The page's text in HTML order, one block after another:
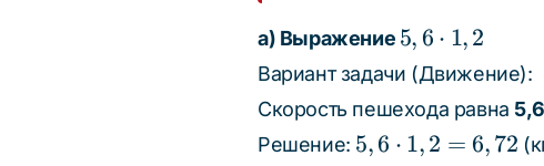
шт} \cdot
\text{кол-
во}
а) Выражение 5,6
\cdot
1,2
5, 6 ⋅ 1,2
Вариант задачи (Движение):
Скорость пешехода равна
Решение: 5,6
5,6 ⋅ 1,2 = 6,72